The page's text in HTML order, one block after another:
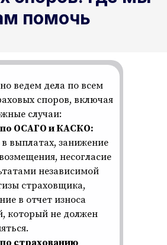
помочь
ведем дела по всем
споров, включая
случаи:
ОСАГО и КАСКО:
выплатах, занижение
несогласие
независимой
страховщика,
в отчет износа
который не должен
страхованию